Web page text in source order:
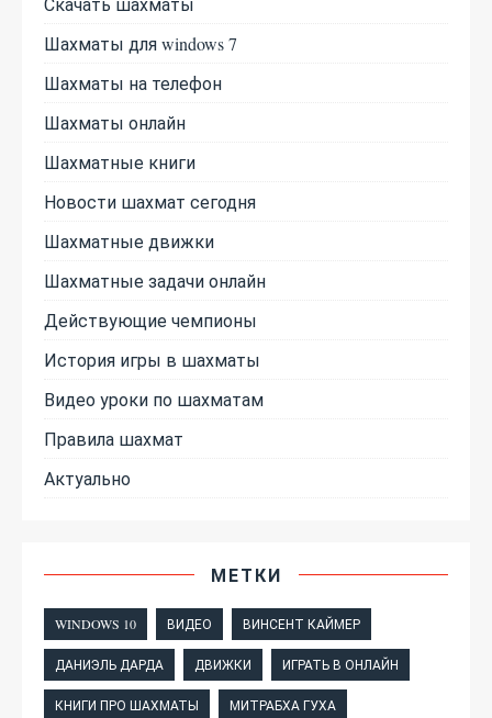
Шахматы для windows 7
Шахматы на телефон
Шахматы онлайн
Шахматные книги
Новости шахмат сегодня
Шахматные движки
Шахматные задачи онлайн
Действующие чемпионы
История игры в шахматы
Видео уроки по шахматам
Правила шахмат
Актуально
МЕТКИ
WINDOWS 10 ВИДЕО ВИНСЕНТ КАЙМЕР
ДАНИЭЛЬ ДАРДА ДВИЖКИ ИГРАТЬ В ОНЛАЙН
КНИГИ ПРО ШАХМАТЫ МИТРАБХА ГУХА